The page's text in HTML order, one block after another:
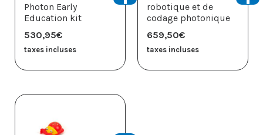
Photon Early
Education kit
530,95€
taxes incluses
robotique et de
codage photonique
659,50€
taxes incluses